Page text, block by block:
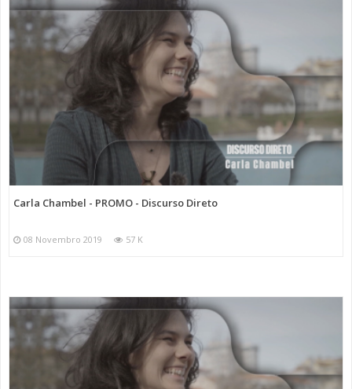
Carla Chambel - PROMO - Discurso Direto
08 Novembro 2019 57 K